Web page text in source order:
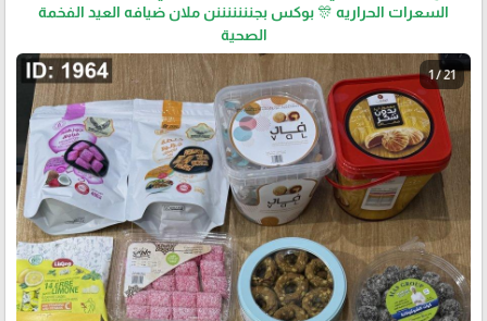
السعرات الحراريه 🎊 بوكس بجنننننننن ملان ضيافه العيد الفخمة
الصحية
1 / 21